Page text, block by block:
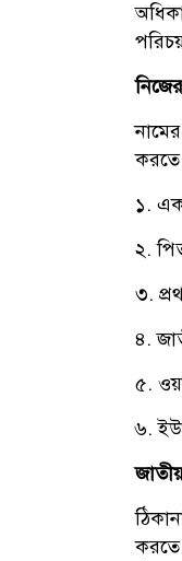
করতে
১.
২.
৩.
৪.
৫.
৬.
করতে